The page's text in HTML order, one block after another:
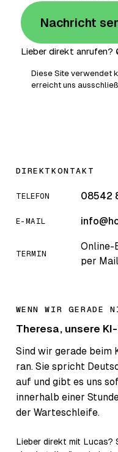
Nachricht
Lieber direkt anrufen?
Diese Site verwendet
erreicht uns
DIREKTKONTAKT
TELEFON 08542
E-MAIL
TERMIN
Online-
per
WENN WIR GERADE
Theresa, unsere
Sind wir gerade beim
ran. Sie spricht
auf und gibt es uns
innerhalb einer
der Warteschleife.
Lieber direkt mit Lucas?